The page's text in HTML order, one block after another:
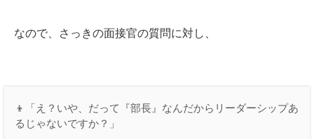
なので、さっきの面接官の質問に対し、
👦「え？いや、だって『部長』なんだからリーダーシップあ
るじゃないですか？」